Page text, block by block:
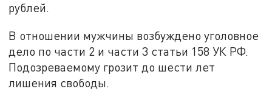
рублей.
В отношении мужчины возбуждено уголовное
дело по части 2 и части 3 статьи 158 УК РФ.
Подозреваемому грозит до шести лет
лишения свободы.